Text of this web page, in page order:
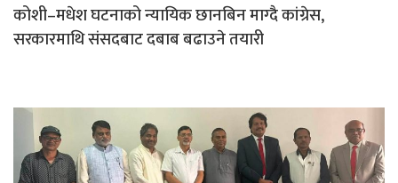
कोशी–मधेश घटनाको न्यायिक छानबिन माग्दै कांग्रेस,
सरकारमाथि संसदबाट दबाब बढाउने तयारी